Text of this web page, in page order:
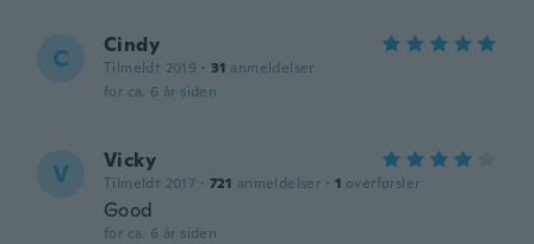
C Cindy
Tilmeldt 2019 · 31 anmeldelser
for ca. 6 år siden
V Vicky
Tilmeldt 2017 · 721 anmeldelser · 1 overførsler
Good
for ca. 6 år siden